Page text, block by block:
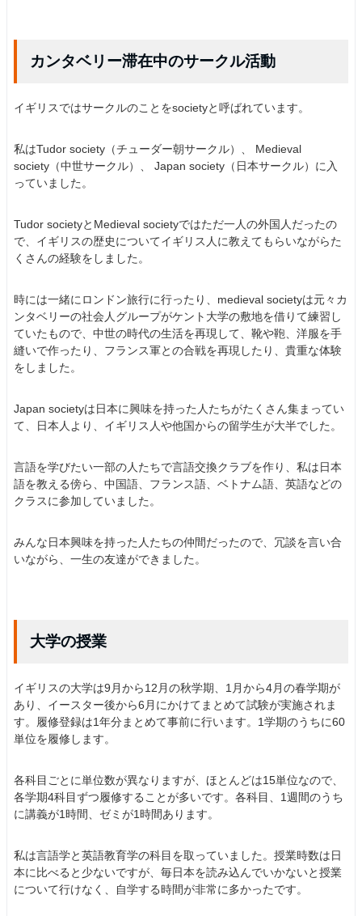
カンタベリー滞在中のサークル活動
イギリスではサークルのことをsocietyと呼ばれています。
私はTudor society（チューダー朝サークル）、 Medieval
society（中世サークル）、 Japan society（日本サークル）に入
っていました。
Tudor societyとMedieval societyではただ一人の外国人だったの
で、イギリスの歴史についてイギリス人に教えてもらいながらた
くさんの経験をしました。
時には一緒にロンドン旅行に行ったり、medieval societyは元々カ
ンタベリーの社会人グループがケント大学の敷地を借りて練習し
ていたもので、中世の時代の生活を再現して、靴や鞄、洋服を手
縫いで作ったり、フランス軍との合戦を再現したり、貴重な体験
をしました。
Japan societyは日本に興味を持った人たちがたくさん集まってい
て、日本人より、イギリス人や他国からの留学生が大半でした。
言語を学びたい一部の人たちで言語交換クラブを作り、私は日本
語を教える傍ら、中国語、フランス語、ベトナム語、英語などの
クラスに参加していました。
みんな日本興味を持った人たちの仲間だったので、冗談を言い合
いながら、一生の友達ができました。
大学の授業
イギリスの大学は9月から12月の秋学期、1月から4月の春学期が
あり、イースター後から6月にかけてまとめて試験が実施されま
す。履修登録は1年分まとめて事前に行います。1学期のうちに60
単位を履修します。
各科目ごとに単位数が異なりますが、ほとんどは15単位なので、
各学期4科目ずつ履修することが多いです。各科目、1週間のうち
に講義が1時間、ゼミが1時間あります。
私は言語学と英語教育学の科目を取っていました。授業時数は日
本に比べると少ないですが、毎日本を読み込んでいかないと授業
について行けなく、自学する時間が非常に多かったです。